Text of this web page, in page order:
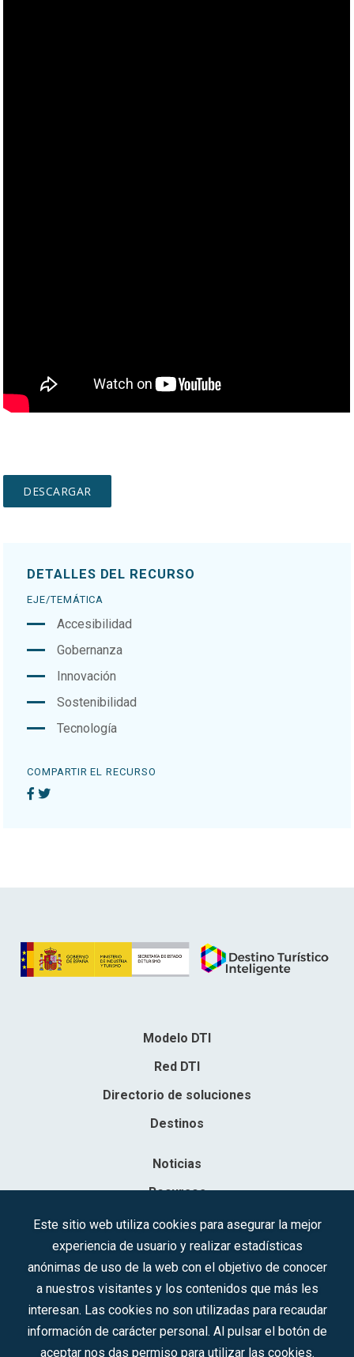
DETALLES DEL RECURSO
EJE/TEMÁTICA
Accesibilidad
Gobernanza
Innovación
Sostenibilidad
Tecnología
COMPARTIR EL RECURSO
Modelo DTI
Red DTI
Directorio de soluciones
Destinos
Noticias
Recursos
Contacto
Sociedad Mercantil Estatal para la Gestión de la Innovación y las
Inscrita en el R.M. de Madrid, T, 12593, Se. 8, F. 129, H. 201.307.
C.I.F.: A-81/874.984
Este sitio web utiliza cookies para asegurar la mejor
experiencia de usuario y realizar estadísticas
anónimas de uso de la web con el objetivo de conocer
a nuestros visitantes y los contenidos que más les
interesan. Las cookies no son utilizadas para recaudar
información de carácter personal. Al pulsar el botón de
aceptar nos das permiso para utilizar las cookies.